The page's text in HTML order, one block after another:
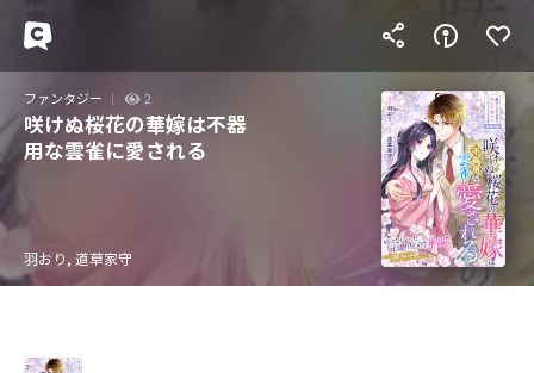
ファンタジー 2
咲けぬ桜花の華嫁は不器
用な雲雀に愛される
羽おり, 道草家守